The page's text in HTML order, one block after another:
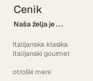
Cenik
Naša želja je . . .
Italijanska klasika
Italijanski gourmet
otroški meni